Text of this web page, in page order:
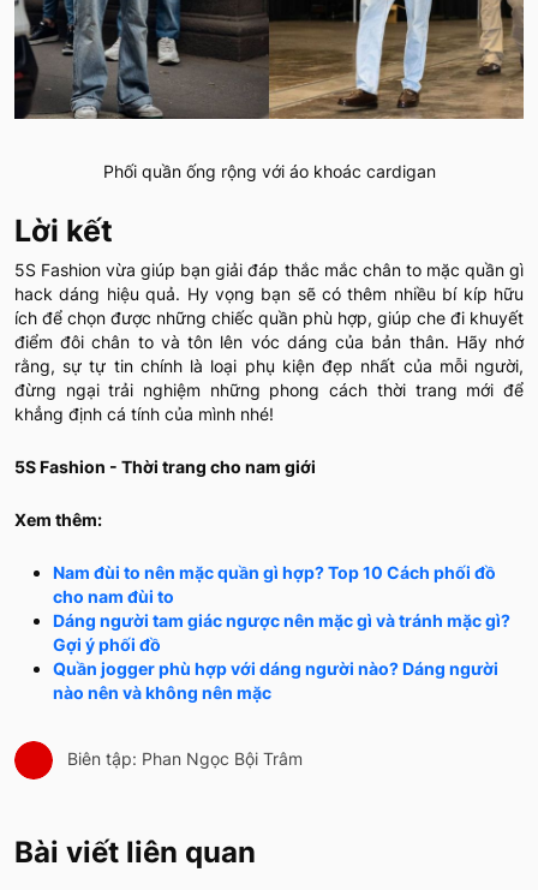
Phối quần ống rộng với áo khoác cardigan
Lời kết
5S Fashion vừa giúp bạn giải đáp thắc mắc chân to mặc quần gì
hack dáng hiệu quả. Hy vọng bạn sẽ có thêm nhiều bí kíp hữu
ích để chọn được những chiếc quần phù hợp, giúp che đi khuyết
điểm đôi chân to và tôn lên vóc dáng của bản thân. Hãy nhớ
rằng, sự tự tin chính là loại phụ kiện đẹp nhất của mỗi người,
đừng ngại trải nghiệm những phong cách thời trang mới để
khẳng định cá tính của mình nhé!
5S Fashion - Thời trang cho nam giới
Xem thêm:
Nam đùi to nên mặc quần gì hợp? Top 10 Cách phối đồ
cho nam đùi to
Dáng người tam giác ngược nên mặc gì và tránh mặc gì?
Gợi ý phối đồ
Quần jogger phù hợp với dáng người nào? Dáng người
nào nên và không nên mặc
Biên tập: Phan Ngọc Bội Trâm
Bài viết liên quan